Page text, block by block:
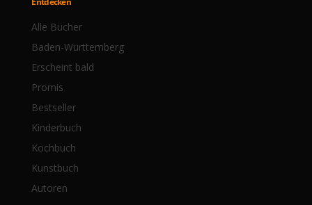
Alle Bücher
Erscheint bald
Bestseller
Baden-Württemberg
Promis
Kinderbuch
Kochbuch
Kunstbuch
Autoren